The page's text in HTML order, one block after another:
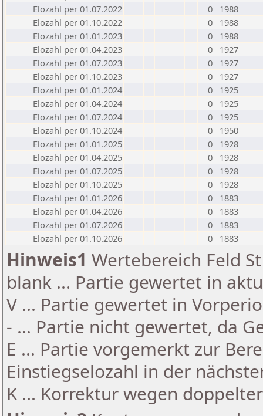
Elozahl per 01.07.2022
0
1988
Elozahl per 01.10.2022
0
1988
Elozahl per 01.01.2023
0
1988
Elozahl per 01.04.2023
0
1927
Elozahl per 01.07.2023
0
1927
Elozahl per 01.10.2023
0
1927
Elozahl per 01.01.2024
0
1925
Elozahl per 01.04.2024
0
1925
Elozahl per 01.07.2024
0
1925
Elozahl per 01.10.2024
0
1950
Elozahl per 01.01.2025
0
1928
Elozahl per 01.04.2025
0
1928
Elozahl per 01.07.2025
0
1928
Elozahl per 01.10.2025
0
1928
Elozahl per 01.01.2026
0
1883
Elozahl per 01.04.2026
0
1883
Elozahl per 01.07.2026
0
1883
Elozahl per 01.10.2026
0 1883
Hinweis1 Wertebereich Feld
blank ... Partie gewertet in
V ... Partie gewertet in
- ... Partie nicht gewertet, da
E ... Partie vorgemerkt zur
Einstiegselozahl in der
K ... Korrektur wegen